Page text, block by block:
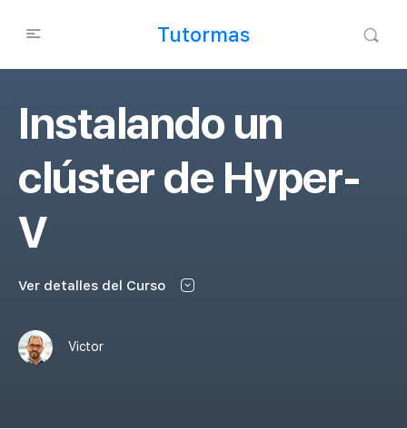
Tutormas
Instalando un
clúster de Hyper-
V
Ver detalles del Curso
Victor